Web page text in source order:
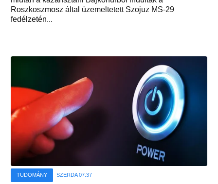
Roszkoszmosz által üzemeltetett Szojuz MS-29
fedélzetén...
TUDOMÁNY SZERDA 07:37